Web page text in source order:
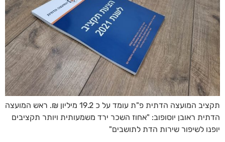
תקציב המועצה הדתית פ"ת עומד על כ 19.2 מיליון ₪. ראש המועצה
הדתית ראובן יוסופוב: "אחוז השכר ירד משמעותית ויותר תקציבים
יופנו לשיפור שירות הדת לתושבים"